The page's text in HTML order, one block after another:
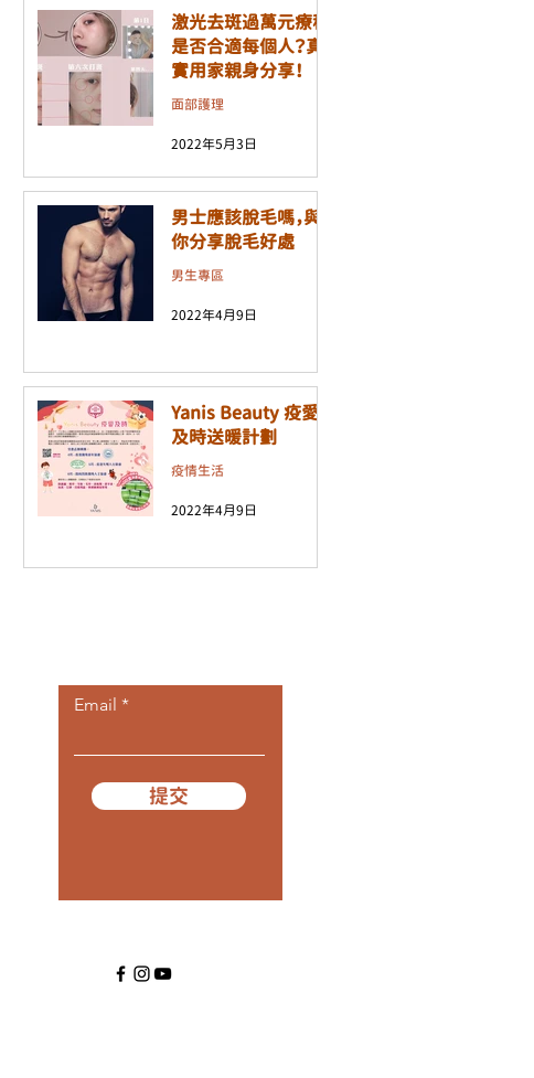
激光去斑過萬元療程
是否合適每個人？真
實用家親身分享！
面部護理
2022年5月3日
男士應該脫毛嗎，與
你分享脫毛好處
男生專區
2022年4月9日
Yanis Beauty 疫愛
及時送暖計劃
疫情生活
2022年4月9日
Email
提交